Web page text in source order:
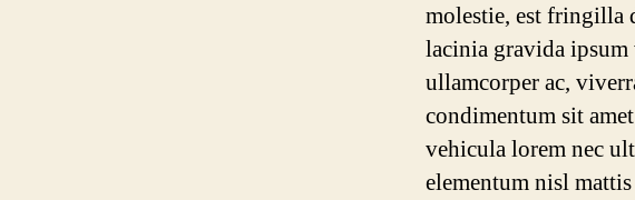
molestie, est fringilla
lacinia gravida
ullamcorper ac,
condimentum sit
vehicula lorem nec
elementum nisl